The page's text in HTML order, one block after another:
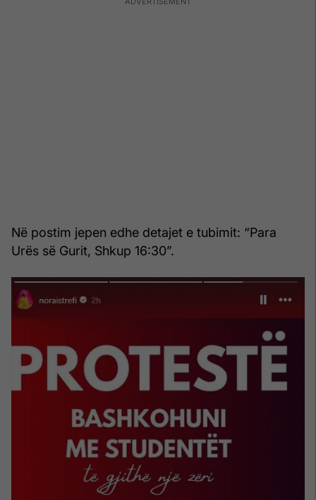
Në postim jepen edhe detajet e tubimit: “Para
Urës së Gurit, Shkup 16:30”.